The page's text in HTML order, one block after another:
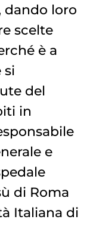
dando loro
scelte
è a
si
del
in
e
di Roma
Italiana di